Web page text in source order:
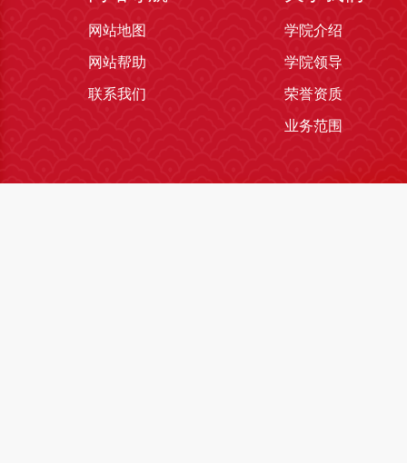
网站地图
网站帮助
联系我们
学院介绍
学院领导
荣誉资质
业务范围